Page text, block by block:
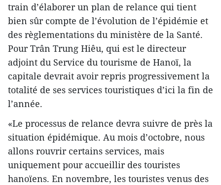
train d’élaborer un plan de relance qui tient
bien sûr compte de l’évolution de l’épidémie et
des règlementations du ministère de la Santé.
Pour Trân Trung Hiêu, qui est le directeur
adjoint du Service du tourisme de Hanoï, la
capitale devrait avoir repris progressivement la
totalité de ses services touristiques d’ici la fin de
l’année.
«Le processus de relance devra suivre de près la
situation épidémique. Au mois d’octobre, nous
allons rouvrir certains services, mais
uniquement pour accueillir des touristes
hanoïens. En novembre, les touristes venus des